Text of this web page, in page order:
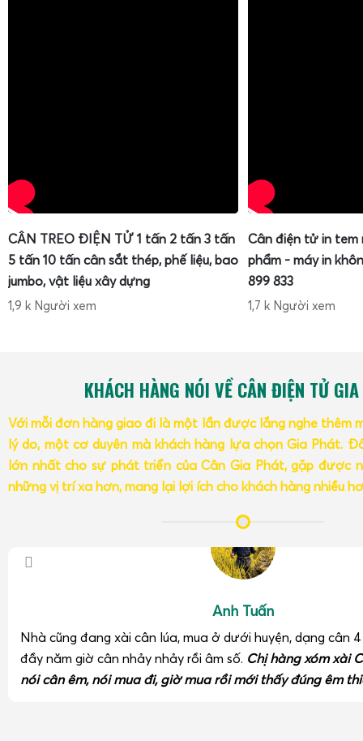
CÂN TREO ĐIỆN TỬ 1 tấn 2 tấn 3 tấn
5 tấn 10 tấn cân sắt thép, phế liệu, bao
jumbo, vật liệu xây dựng
1,9 k Người xem
Cân điện tử in tem
phẩm - máy in
899 833
1,7 k Người xem
KHÁCH HÀNG NÓI VỀ CÂN ĐIỆN TỬ
Với mỗi đơn hàng giao đi là một lần được lắng nghe thêm
lý do, một cơ duyên mà khách hàng lựa chọn Gia Phát.
lớn nhất cho sự phát triển của Cân Gia Phát, gặp được
những vị trí xa hơn, mang lại lợi ích cho khách hàng nhiều
Anh Tuấn
Nhà cũng đang xài cân lúa, mua ở dưới huyện, dạng cân
đầy năm giờ cân nhảy nhảy rồi âm số. Chị hàng xóm xài
nói cân êm, nói mua đi, giờ mua rồi mới thấy đúng êm